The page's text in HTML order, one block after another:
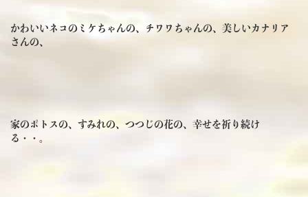
かわいいネコのミケちゃんの、チワワちゃんの、美しいカナリア
さんの、
家のポトスの、すみれの、つつじの花の、幸せを祈り続け
る・・。